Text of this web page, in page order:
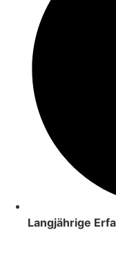
Langjährige